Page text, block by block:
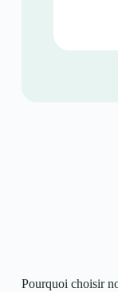
Pourquoi choisir